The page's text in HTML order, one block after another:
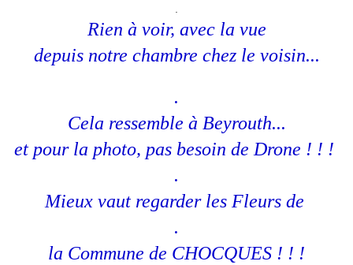
Rien à voir, avec la vue
depuis notre chambre chez le voisin...
.
Cela ressemble à Beyrouth...
et pour la photo, pas besoin de Drone ! ! !
.
Mieux vaut regarder les Fleurs de
.
la Commune de CHOCQUES ! ! !